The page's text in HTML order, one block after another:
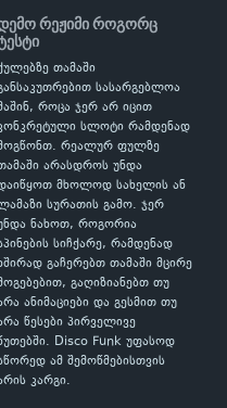
რეჟიმი როგორც
თამაში
სასარგებლოა
როცა ჯერ არ იცით
სლოტი რამდენად
რეალურ ფულზე
არასდროს უნდა
მხოლოდ სახელის ან
სურათის გამო. ჯერ
ნახოთ, როგორია
სიჩქარე, რამდენად
გაჩერებთ თამაში მცირე
გაღიზიანებთ თუ
ანიმაციები და გესმით თუ
წესები პირველივე
Disco Funk უფასოდ
ამ შემოწმებისთვის
კარგი.